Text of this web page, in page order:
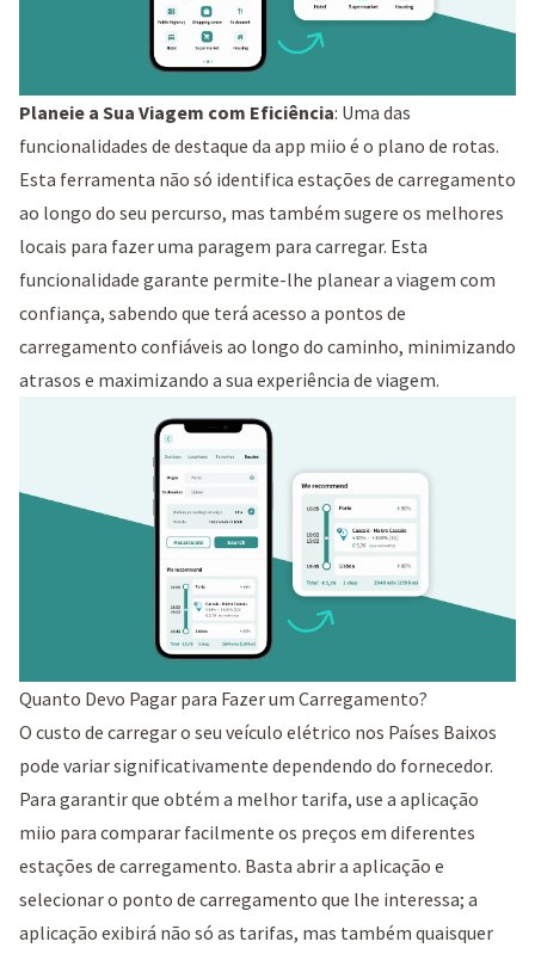
Planeie a Sua Viagem com Eficiência: Uma das
funcionalidades de destaque da app miio é o plano de rotas.
Esta ferramenta não só identifica estações de carregamento
ao longo do seu percurso, mas também sugere os melhores
locais para fazer uma paragem para carregar. Esta
funcionalidade garante permite-lhe planear a viagem com
confiança, sabendo que terá acesso a pontos de
carregamento confiáveis ao longo do caminho, minimizando
atrasos e maximizando a sua experiência de viagem.
Quanto Devo Pagar para Fazer um Carregamento?
O custo de carregar o seu veículo elétrico nos Países Baixos
pode variar significativamente dependendo do fornecedor.
Para garantir que obtém a melhor tarifa, use a aplicação
miio para comparar facilmente os preços em diferentes
estações de carregamento. Basta abrir a aplicação e
selecionar o ponto de carregamento que lhe interessa; a
aplicação exibirá não só as tarifas, mas também quaisquer